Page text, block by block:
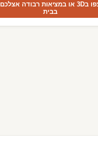
צפו ב3D או במציאות רבודה אצלכם
בבית